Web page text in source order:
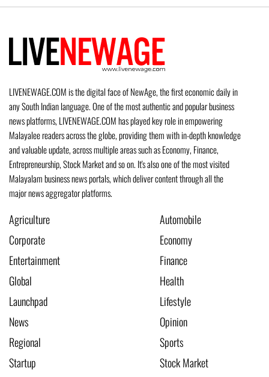
LIVENEWAGE.COM is the digital face of NewAge, the first economic daily in
any South Indian language. One of the most authentic and popular business
news platforms, LIVENEWAGE.COM has played key role in empowering
Malayalee readers across the globe, providing them with in-depth knowledge
and valuable update, across multiple areas such as Economy, Finance,
Entrepreneurship, Stock Market and so on. It's also one of the most visited
Malayalam business news portals, which deliver content through all the
major news aggregator platforms.
Agriculture
Automobile
Corporate
Economy
Entertainment
Finance
Global
Health
Launchpad
Lifestyle
News
Opinion
Regional
Sports
Startup
Stock Market